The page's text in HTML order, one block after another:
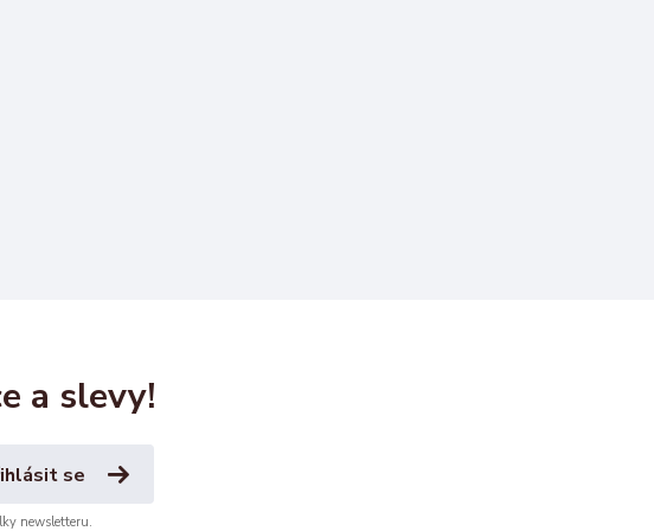
a slevy!
se
newsletteru.